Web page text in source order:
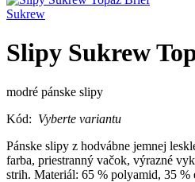
Sukrew
Slipy Sukrew
modré pánske slipy
Kód: Vyberte variantu
Pánske slipy z hodvábne jemnej
farba, priestranný vačok, výrazné
strih. Materiál: 65 % polyamid, 35 %